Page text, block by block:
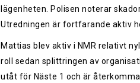
lägenheten. Polisen noterar
Utredningen är fortfarande aktiv
Mattias blev aktiv i NMR relativt
roll sedan splittringen av
utåt för Näste 1 och är